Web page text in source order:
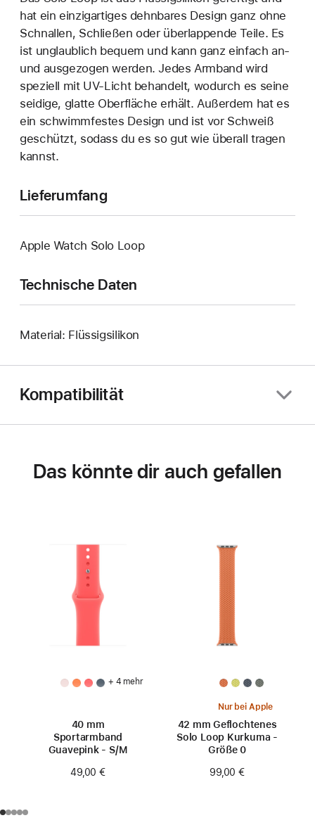
hat ein einzigartiges dehn­bares Design ganz ohne
Schnallen, Schließen oder überlappende Teile. Es
ist unglaublich bequem und kann ganz einfach an‑
und ausgezogen werden. Jedes Armband wird
speziell mit UV-Licht behandelt, wodurch es seine
seidige, glatte Oberfläche erhält. Außerdem hat es
ein schwimmfestes Design und ist vor Schweiß
geschützt, sodass du es so gut wie überall tragen
kannst.
Lieferumfang
Apple Watch Solo Loop
Technische Daten
Material: Flüssigsilikon
Kompatibilität
Das könnte dir auch gefallen
+ 4 mehr
40 mm
Sportarmband
Guavepink - S/M
49,00 €
Nur bei Apple
42 mm Geflochtenes
Solo Loop Kurkuma -
Größe 0
99,00 €